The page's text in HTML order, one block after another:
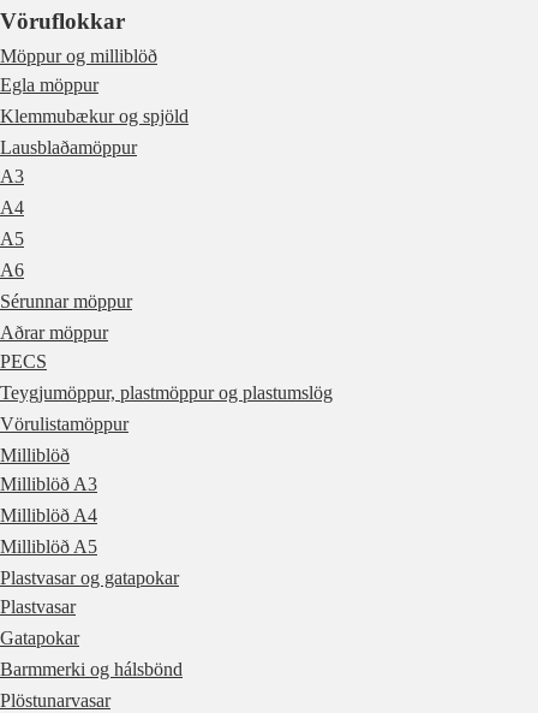
Vöruflokkar
Möppur og milliblöð
Egla möppur
Klemmubækur og spjöld
Lausblaðamöppur
A3
A4
A5
A6
Sérunnar möppur
Aðrar möppur
PECS
Teygjumöppur, plastmöppur og plastumslög
Vörulistamöppur
Milliblöð
Milliblöð A3
Milliblöð A4
Milliblöð A5
Plastvasar og gatapokar
Plastvasar
Gatapokar
Barmmerki og hálsbönd
Plöstunarvasar